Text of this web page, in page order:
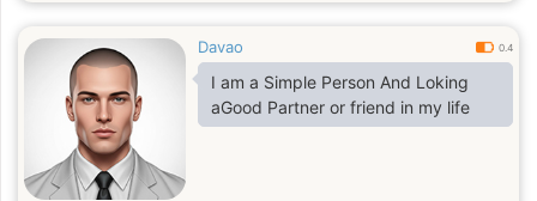
Davao 0.4
I am a Simple Person And Loking
aGood Partner or friend in my life